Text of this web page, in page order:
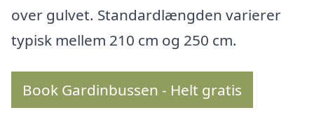
over gulvet. Standardlængden varierer
typisk mellem 210 cm og 250 cm.
Book Gardinbussen - Helt gratis